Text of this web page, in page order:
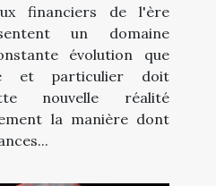
financiers de l'ère
un domaine
évolution que
et particulier doit
nouvelle réalité
la manière dont